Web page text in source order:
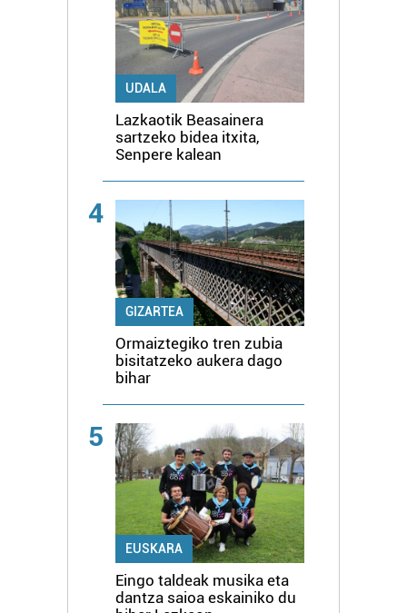
UDALA
Lazkaotik Beasainera
sartzeko bidea itxita,
Senpere kalean
4
GIZARTEA
Ormaiztegiko tren zubia
bisitatzeko aukera dago
bihar
5
EUSKARA
Eingo taldeak musika eta
dantza saioa eskainiko du